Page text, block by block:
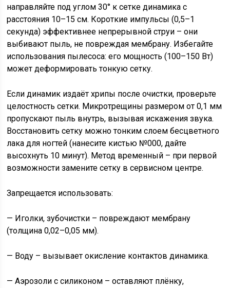
направляйте под углом 30° к сетке динамика с
расстояния 10–15 см. Короткие импульсы (0,5–1
секунда) эффективнее непрерывной струи – они
выбивают пыль, не повреждая мембрану. Избегайте
использования пылесоса: его мощность (100–150 Вт)
может деформировать тонкую сетку.
Если динамик издаёт хрипы после очистки, проверьте
целостность сетки. Микротрещины размером от 0,1 мм
пропускают пыль внутрь, вызывая искажения звука.
Восстановить сетку можно тонким слоем бесцветного
лака для ногтей (нанесите кистью №000, дайте
высохнуть 10 минут). Метод временный – при первой
возможности замените сетку в сервисном центре.
Запрещается использовать:
— Иголки, зубочистки – повреждают мембрану
(толщина 0,02–0,05 мм).
— Воду – вызывает окисление контактов динамика.
— Аэрозоли с силиконом – оставляют плёнку,